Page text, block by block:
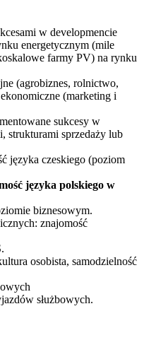
w developmencie
energetycznym (mile
farmy PV) na rynku
(agrobiznes, rolnictwo,
(marketing i
sukcesy w
strukturami sprzedaży lub
języka czeskiego (poziom
języka polskiego w
biznesowym.
znajomość
osobista, samodzielność
służbowych.